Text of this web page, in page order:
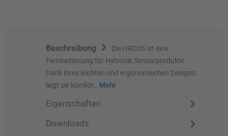
Beschreibung
Die HRC05 ist eine
Fernbedienung für Hytronik Sensorprodukte.
Dank ihres leichten und ergonomischen Designs
liegt sie komfor… Mehr
Eigenschaften
Downloads